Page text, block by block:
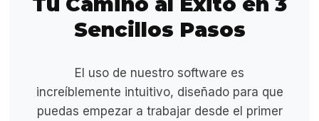
Sencillos Pasos
El uso de nuestro software es
increíblemente intuitivo, diseñado para que
puedas empezar a trabajar desde el primer